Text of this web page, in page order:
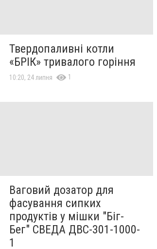
Твердопаливні котли
«БРІК» тривалого горіння
10:20, 24 липня 1
Ваговий дозатор для
фасування сипких
продуктів у мішки "Біг-
Бег" СВЕДА ДВС-301-1000-
1